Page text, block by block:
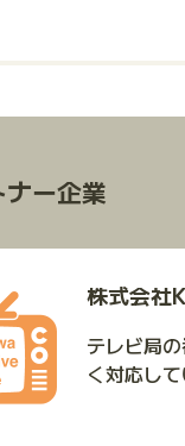
ー企業
株式会社
テレビ局
く対応して